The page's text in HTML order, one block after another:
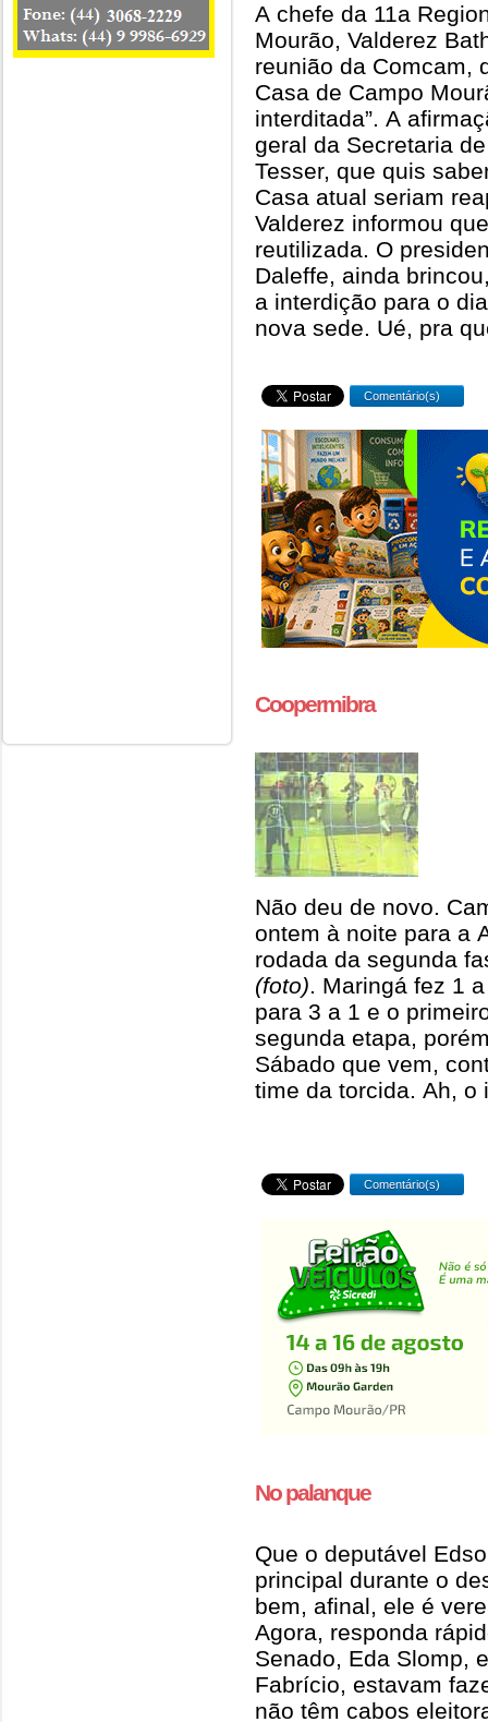
A chefe da 11a
Mourão, Valderez
reunião da Comcam,
Casa de Campo
interditada”. A
geral da Secretaria
Tesser, que quis
Casa atual seriam
Valderez informou
reutilizada. O
Daleffe, ainda
a interdição para o
nova sede. Ué, pra
Comentário(s)
Coopermibra
Não deu de novo.
ontem à noite para a
rodada da segunda
(foto). Maringá fez 1
para 3 a 1 e o
segunda etapa,
Sábado que vem,
time da torcida. Ah, o
Comentário(s)
No palanque
Que o deputável
principal durante o
bem, afinal, ele é
Agora, responda
Senado, Eda Slomp,
Fabrício, estavam
não têm cabos